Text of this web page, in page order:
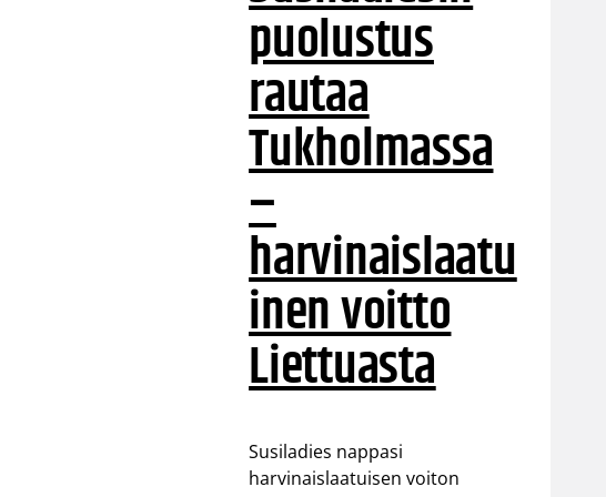
puolustus
rautaa
Tukholmassa
–
harvinaislaatu
inen voitto
Liettuasta
Susiladies nappasi
harvinaislaatuisen voiton